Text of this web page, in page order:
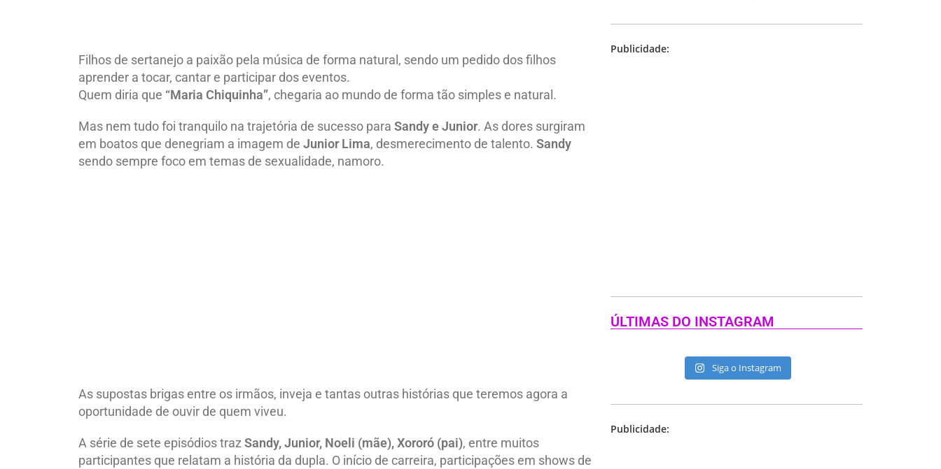
Filhos de sertanejo a paixão pela música de forma natural, sendo um pedido dos filhos
aprender a tocar, cantar e participar dos eventos.
Quem diria que “Maria Chiquinha”, chegaria ao mundo de forma tão simples e natural.
Mas nem tudo foi tranquilo na trajetória de sucesso para Sandy e Junior. As dores surgiram
em boatos que denegriam a imagem de Junior Lima, desmerecimento de talento. Sandy
sendo sempre foco em temas de sexualidade, namoro.
As supostas brigas entre os irmãos, inveja e tantas outras histórias que teremos agora a
oportunidade de ouvir de quem viveu.
A série de sete episódios traz Sandy, Junior, Noeli (mãe), Xororó (pai), entre muitos
participantes que relatam a história da dupla. O início de carreira, participações em shows de
Publicidade:
ÚLTIMAS DO INSTAGRAM
Siga o Instagram
Publicidade: